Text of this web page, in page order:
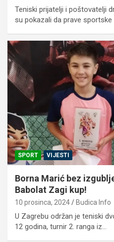
Teniski prijatelji i poštovatelji
su pokazali da prave
SPORT VIJESTI
Borna Marić bez
Babolat Zagi kup!
10 prosinca, 2024 Budica Info
U Zagrebu održan je teniski
12 godina, turnir 2. ranga iz…